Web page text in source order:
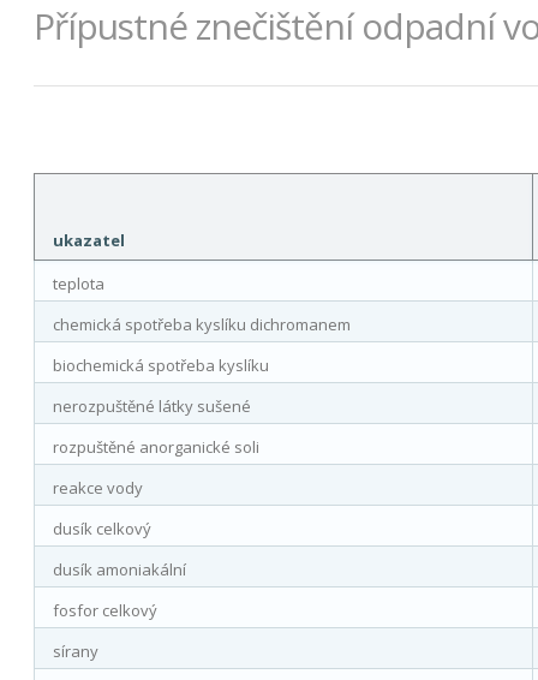
Přípustné znečištění odpadní
ukazatel
teplota
chemická spotřeba kyslíku dichromanem
biochemická spotřeba kyslíku
nerozpuštěné látky sušené
rozpuštěné anorganické soli
reakce vody
dusík celkový
dusík amoniakální
fosfor celkový
sírany